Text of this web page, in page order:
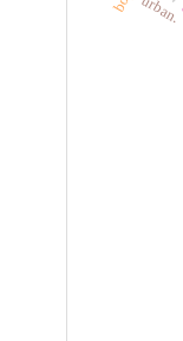
urban.